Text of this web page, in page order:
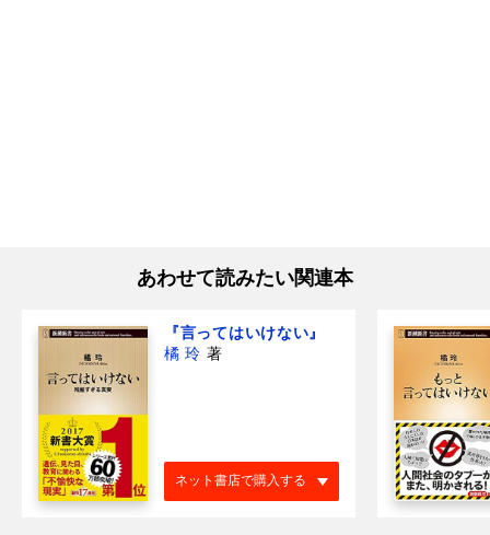
あわせて読みたい関連本
『言ってはいけない』
橘 玲 著
ネット書店で購入する